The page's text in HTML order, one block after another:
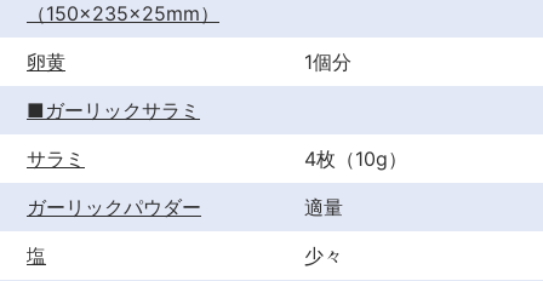
（150×235×25mm）
卵黄
1個分
■ガーリックサラミ
サラミ
4枚（10g）
ガーリックパウダー
適量
塩
少々